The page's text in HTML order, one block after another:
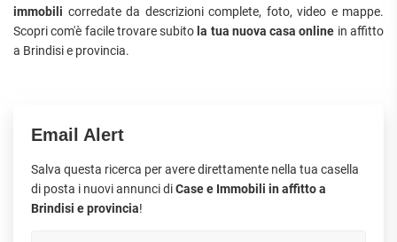
immobili corredate da descrizioni complete, foto, video e mappe.
Scopri com'è facile trovare subito la tua nuova casa online in affitto
a Brindisi e provincia.
Email Alert
Salva questa ricerca per avere direttamente nella tua casella
di posta i nuovi annunci diCase e Immobili in affitto a
Brindisi e provincia!